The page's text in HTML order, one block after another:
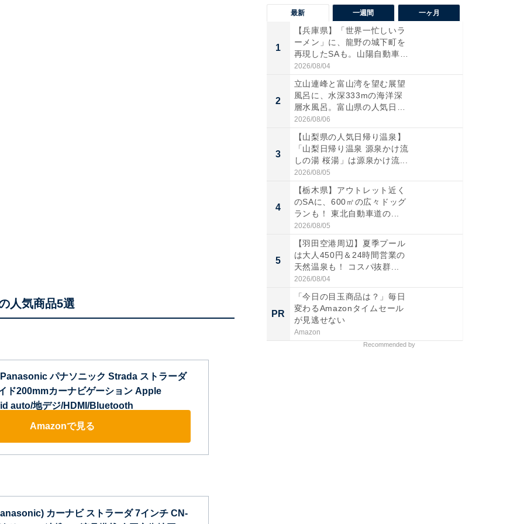
人気商品5選
パナソニック Strada ストラーダ
ド200mmカーナビゲーション Apple
auto/地デジ/HDMI/Bluetooth
Amazonで見る
カーナビ ストラーダ 7インチ CN-
最新 一週間 一ヶ月
1
【兵庫県】「世界一忙しいラ
ーメン」に、龍野の城下町を
再現したSAも。山陽自動車
道...
2026/08/04
2
立山連峰と富山湾を望む展望
風呂に、水深333mの海洋深
層水風呂。富山県の人気日
帰...
2026/08/06
3
【山梨県の人気日帰り温泉】
「山梨日帰り温泉 源泉かけ流
しの湯 桜湯」は源泉かけ流...
2026/08/05
4
【栃木県】アウトレット近く
のSAに、600㎡の広々ドッグ
ランも！ 東北自動車道の...
2026/08/05
5
【羽田空港周辺】夏季プール
は大人450円＆24時間営業の
天然温泉も！ コスパ抜群...
2026/08/04
PR
「今日の目玉商品は？」毎日
変わるAmazonタイムセール
が見逃せない
Amazon
Recommended by